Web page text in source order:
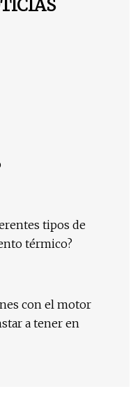
tipos de
térmico?
con el motor
a tener en